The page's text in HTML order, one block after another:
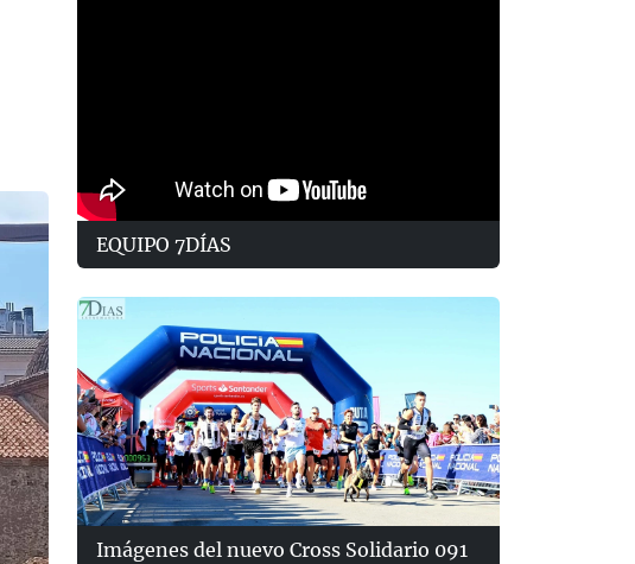
EQUIPO 7DÍAS
Imágenes del nuevo Cross Solidario 091